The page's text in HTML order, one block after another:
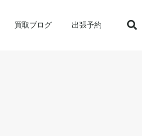
買取ブログ 出張予約